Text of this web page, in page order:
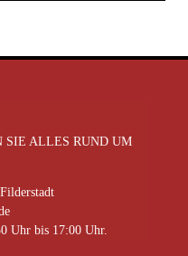
SIE ALLES RUND UM
Uhr bis 17:00 Uhr.